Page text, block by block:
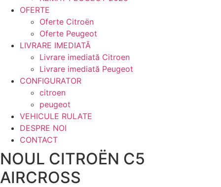
OFERTE
Oferte Citroën
Oferte Peugeot
LIVRARE IMEDIATĂ
Livrare imediată Citroen
Livrare imediată Peugeot
CONFIGURATOR
citroen
peugeot
VEHICULE RULATE
DESPRE NOI
CONTACT
NOUL CITROËN C5
AIRCROSS